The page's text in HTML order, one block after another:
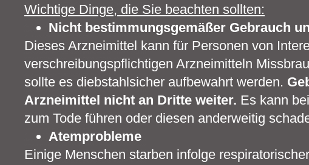
Wichtige Dinge, die Sie beachten sollten:
Nicht bestimmungsgemäßer Gebrauch
Dieses Arzneimittel kann für Personen von
verschreibungspflichtigen Arzneimitteln
sollte es diebstahlsicher aufbewahrt werden.
Arzneimittel nicht an Dritte weiter. Es kann
zum Tode führen oder diesen anderweitig
Atemprobleme
Einige Menschen starben infolge